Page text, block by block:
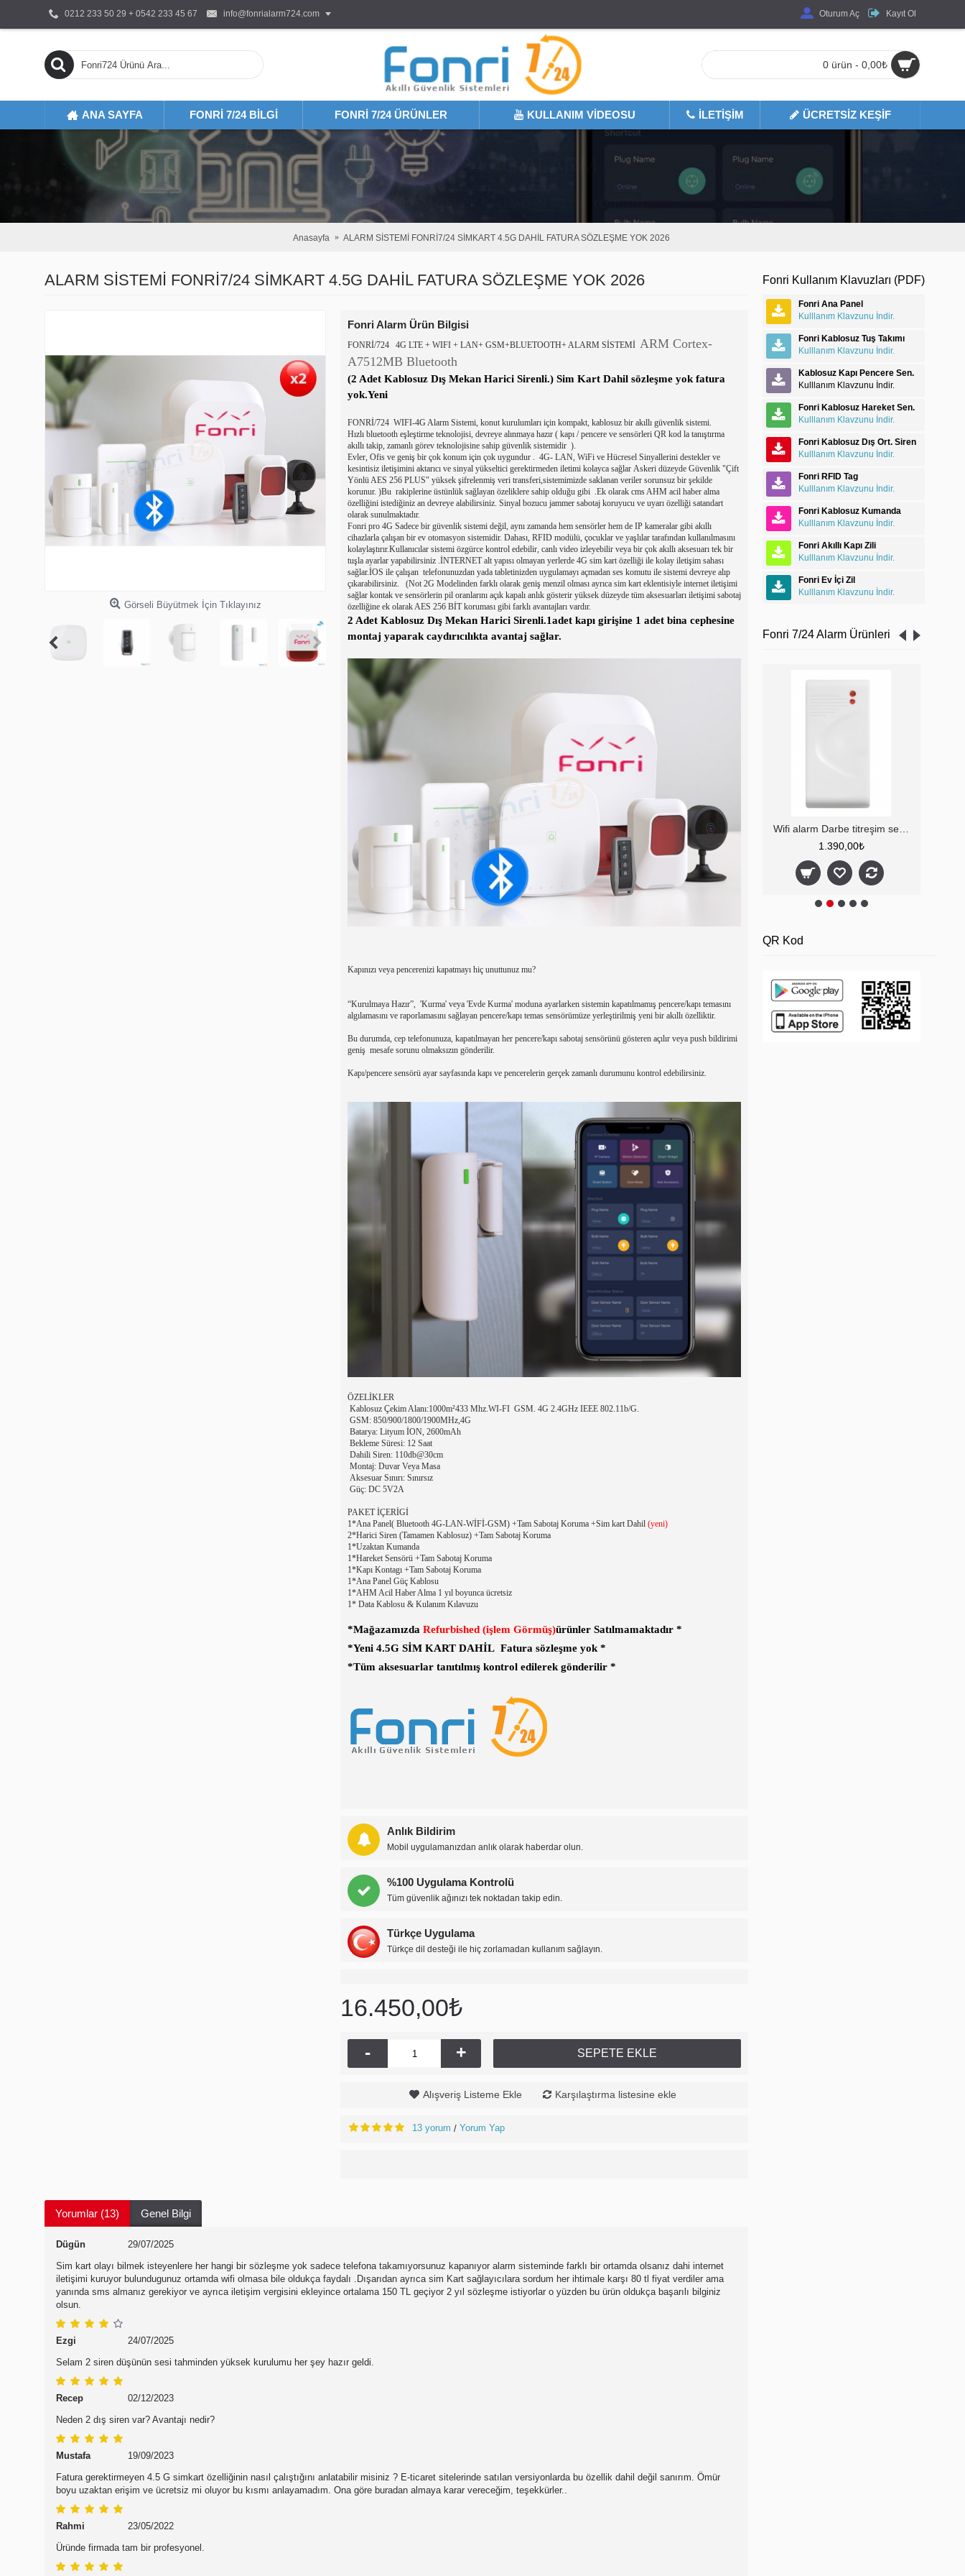
0212 233 50 29 + 0542 233 45 67 info@fonrialarm724.com Oturum Aç Kayıt Ol
0 ürün - 0,00₺
ANA SAYFA FONRI 7/24 BILGI FONRI 7/24 ÜRÜNLER KULLANIM VIDEOSU İLETIŞIM ÜCRETSIZ KEŞIF
Nerede Olursanız Olun
KAPINIZA GELENDEN AX-PRO ULTRA İLE HABERİNİZ OLSUN
FONRI 7/24 AX-PRO ULTRA SISTEMLER
Anasayfa ALARM SİSTEMİ FONRİ7/24 SİMKART 4.5G DAHİL FATURA SÖZLEŞME YOK 2026
Fonri Kullanım Klavuzları (PDF)
Fonri Ana Panel
Kulllanım Klavzunu İndir.
Fonri Kablosuz Tuş Takımı
Kulllanım Klavzunu İndir.
Kablosuz Kapı Pencere Sen.
Kulllanım Klavzunu İndir.
Fonri Kablosuz Hareket Sen.
Kulllanım Klavzunu İndir.
Fonri Kablosuz Dış Ort. Siren
Kulllanım Klavzunu İndir.
Fonri RFID Tag
Kulllanım Klavzunu İndir.
Fonri Kablosuz Kumanda
Kulllanım Klavzunu İndir.
Fonri Akıllı Kapı Zili
Kulllanım Klavzunu İndir.
Fonri Ev İçi Zil
Kulllanım Klavzunu İndir.
Fonri 7/24 Alarm Ürünleri
Fonri 724 4G Ana Panel pil
890,00₺
1.390,00₺
11.990,00₺
QR Kod
ALARM SİSTEMİ FONRİ7/24 SİMKART 4.5G DAHİL FATURA SÖZLEŞME YOK 2026
Görseli Büyütmek İçin Tıklayınız
Fonri Alarm Ürün Bilgisi
FONRİ/724 4G LTE + WIFI + LAN+ GSM+BLUETOOTH+ ALARM SİSTEMİ ARM Cortex-
A7512MB Bluetooth
(2 Adet Kablosuz Dış Mekan Harici Sirenli.) Sim Kart Dahil sözleşme yok fatura
yok.Yeni
FONRİ/724 WIFI-4G Alarm Sistemi, konut kurulumları için kompakt, kablosuz bir akıllı güvenlik sistemi.
Hızlı bluetooth eşleştirme teknolojisi, devreye alınmaya hazır ( kapı / pencere ve sensörleri QR kod la tanıştırma
akıllı takip, zamanlı görev teknolojisine sahip güvenlik sistemidir ).
Evler, Ofis ve geniş bir çok konum için çok uygundur . 4G- LAN, WiFi ve Hücresel Sinyallerini destekler ve
kesintisiz iletişimini aktarıcı ve sinyal yükseltici gerektirmeden iletimi kolayca sağlar Askeri düzeyde Güvenlik "Çift
Yönlü AES 256 PLUS" yüksek şifrelenmiş veri transferi,sistemimizde saklanan veriler sorunsuz bir şekilde
korunur. )Bu rakiplerine üstünlük sağlayan özeliklere sahip olduğu gibi .Ek olarak cms AHM acil haber alma
özelliğini istediğiniz an devreye alabilirsiniz. Sinyal bozucu jammer sabotaj koruyucu ve uyarı özelliği satandart
olarak sunulmaktadır.
Fonri pro 4G Sadece bir güvenlik sistemi değil, aynı zamanda hem sensörler hem de IP kameralar gibi akıllı
cihazlarla çalışan bir ev otomasyon sistemidir. Dahası, RFID modülü, çocuklar ve yaşlılar tarafından kullanılmasını
kolaylaştırır.Kullanıcılar sistemi özgürce kontrol edebilir, canlı video izleyebilir veya bir çok akıllı aksesuarı tek bir
tuşla ayarlar yapabilirsiniz .İNTERNET alt yapısı olmayan yerlerde 4G sim kart özelliği ile kolay iletişim sahası
sağlar.İOS ile çalışan telefonunuzdan yada tabletinizden uygulamayı açmadan ses komutu ile sistemi devreye alıp
çıkarabilirsiniz.
(Not 2G Modelinden farklı olarak geniş menzil olması ayrıca sim kart eklentisiyle internet iletişimi
sağlar kontak ve sensörlerin pil oranlarını açık kapalı anlık gösterir yüksek düzeyde tüm aksesuarları iletişimi sabotaj
özelliğine ek olarak AES 256 BİT koruması gibi farklı avantajları vardır.
2 Adet Kablosuz Dış Mekan Harici Sirenli.1adet kapı girişine 1 adet bina cephesine
montaj yaparak caydırıcılıkta avantaj sağlar.
Kapınızı veya pencerenizi kapatmayı hiç unuttunuz mu?
“Kurulmaya Hazır”, 'Kurma' veya 'Evde Kurma' moduna ayarlarken sistemin kapatılmamış pencere/kapı temasını
algılamasını ve raporlamasını sağlayan pencere/kapı temas sensörümüze yerleştirilmiş yeni bir akıllı özelliktir.
Bu durumda, cep telefonunuza, kapatılmayan her pencere/kapı sabotaj sensörünü gösteren açılır veya push bildirimi
geniş mesafe sorunu olmaksızın gönderilir.
Kapı/pencere sensörü ayar sayfasında kapı ve pencerelerin gerçek zamanlı durumunu kontrol edebilirsiniz.
ÖZELİKLER
Kablosuz Çekim Alanı:1000m²433 Mhz.WI-FI GSM. 4G 2.4GHz IEEE 802.11b/G.
GSM: 850/900/1800/1900MHz,4G
Batarya: Lityum İON, 2600mAh
Bekleme Süresi: 12 Saat
Dahili Siren: 110db@30cm
Montaj: Duvar Veya Masa
Aksesuar Sınırı: Sınırsız
Güç: DC 5V2A
PAKET İÇERİGİ
1*Ana Panel( Bluetooth 4G-LAN-WİFİ-GSM) +Tam Sabotaj Koruma +Sim kart Dahil (yeni)
2*Harici Siren (Tamamen Kablosuz) +Tam Sabotaj Koruma
1*Uzaktan Kumanda
1*Hareket Sensörü +Tam Sabotaj Koruma
1*Kapı Kontagı +Tam Sabotaj Koruma
1*Ana Panel Güç Kablosu
1*AHM Acil Haber Alma 1 yıl boyunca ücretsiz
1* Data Kablosu & Kulanım Kılavuzu
*Mağazamızda Refurbished (işlem Görmüş)ürünler Satılmamaktadır *
*Yeni 4.5G SİM KART DAHİL Fatura sözleşme yok *
*Tüm aksesuarlar tanıtılmış kontrol edilerek gönderilir *
Anlık Bildirim
Mobil uygulamanızdan anlık olarak haberdar olun.
%100 Uygulama Kontrolü
Tüm güvenlik ağınızı tek noktadan takip edin.
Türkçe Uygulama
Türkçe dil desteği ile hiç zorlamadan kullanım sağlayın.
16.450,00₺
- + SEPETE EKLE
Alışveriş Listeme Ekle Karşılaştırma listesine ekle
13 yorum / Yorum Yap
Yorumlar (13) Genel Bilgi
Dügün
29/07/2025
Sim kart olayı bilmek isteyenlere her hangi bir sözleşme yok sadece telefona takamıyorsunuz kapanıyor alarm sisteminde farklı bir ortamda olsanız dahi internet
iletişimi kuruyor bulundugunuz ortamda wifi olmasa bile oldukça faydalı .Dışarıdan ayrıca sim Kart sağlayıcılara sordum her ihtimale karşı 80 tl fiyat verdiler ama
yanında sms almanız gerekiyor ve ayrıca iletişim vergisini ekleyince ortalama 150 TL geçiyor 2 yıl sözleşme istiyorlar o yüzden bu ürün oldukça başarılı bilginiz
olsun.
Ezgi
24/07/2025
Selam 2 siren düşünün sesi tahminden yüksek kurulumu her şey hazır geldi.
Recep
02/12/2023
Neden 2 dış siren var? Avantajı nedir?
Mustafa
19/09/2023
Fatura gerektirmeyen 4.5 G simkart özelliğinin nasıl çalıştığını anlatabilir misiniz ? E-ticaret sitelerinde satılan versiyonlarda bu özellik dahil değil sanırım. Ömür
boyu uzaktan erişim ve ücretsiz mi oluyor bu kısmı anlayamadım. Ona göre buradan almaya karar vereceğim, teşekkürler..
Rahmi
23/05/2022
Üründe firmada tam bir profesyonel.